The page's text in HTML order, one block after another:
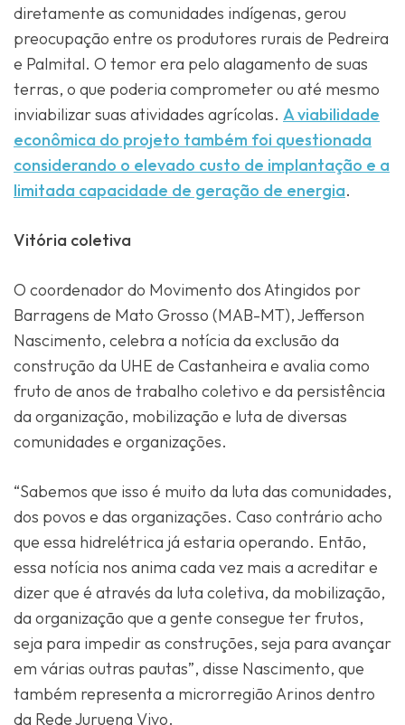
diretamente as comunidades indígenas, gerou
preocupação entre os produtores rurais de Pedreira
e Palmital. O temor era pelo alagamento de suas
terras, o que poderia comprometer ou até mesmo
inviabilizar suas atividades agrícolas. A viabilidade
econômica do projeto também foi questionada
considerando o elevado custo de implantação e a
limitada capacidade de geração de energia.
Vitória coletiva
O coordenador do Movimento dos Atingidos por
Barragens de Mato Grosso (MAB-MT), Jefferson
Nascimento, celebra a notícia da exclusão da
construção da UHE de Castanheira e avalia como
fruto de anos de trabalho coletivo e da persistência
da organização, mobilização e luta de diversas
comunidades e organizações.
“Sabemos que isso é muito da luta das comunidades,
dos povos e das organizações. Caso contrário acho
que essa hidrelétrica já estaria operando. Então,
essa notícia nos anima cada vez mais a acreditar e
dizer que é através da luta coletiva, da mobilização,
da organização que a gente consegue ter frutos,
seja para impedir as construções, seja para avançar
em várias outras pautas”, disse Nascimento, que
também representa a microrregião Arinos dentro
da Rede Juruena Vivo.